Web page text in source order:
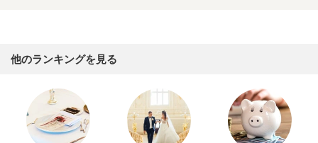
他のランキングを見る